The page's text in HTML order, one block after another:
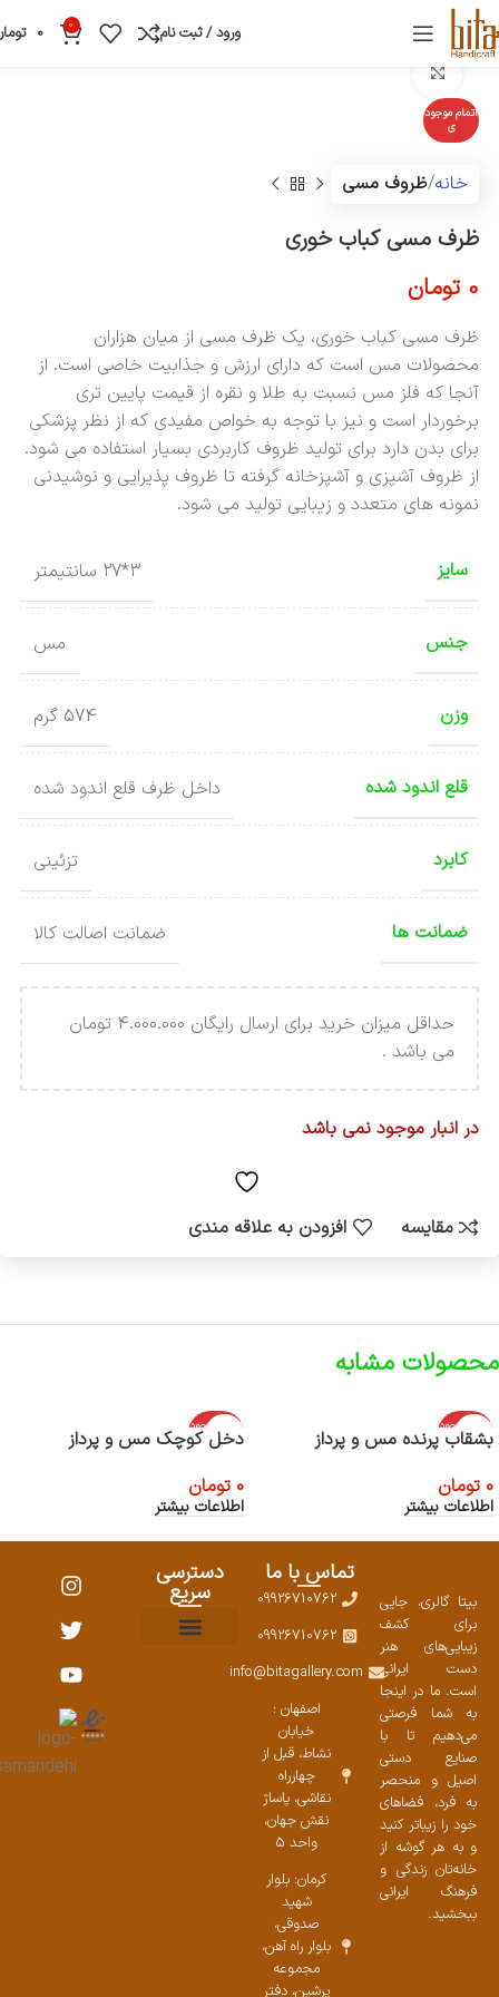
ورود / ثبت نام 0
0
اتمام موجود
ی
خانه ظروف مسی
ظرف مسی کباب خوری
0 تومان
ظرف مسی کباب خوری، یک ظرف مسی از میان هزاران
محصولات مس است که دارای ارزش و جذابیت خاصی است. از
آنجا که فلز مس نسبت به طلا و نقره از قیمت پایین تری
برخوردار است و نیز با توجه به خواص مفیدی که از نظر پزشکی
برای بدن دارد برای تولید ظروف کاربردی بسیار استفاده می شود.
از ظروف آشپزی و آشپزخانه گرفته تا ظروف پذیرایی و نوشیدنی
نمونه های متعدد و زیبایی تولید می شود.
سایز 3*27 سانتیمتر
جنس مس
وزن 574 گرم
قلع اندود شده داخل ظرف قلع اندود شده
کابرد تزئینی
ضمانت ها ضمانت اصالت کالا
حداقل میزان خرید برای ارسال رایگان 4.000.000 تومان
می باشد .
در انبار موجود نمی باشد
مقایسه افزودن به علاقه مندی
محصولات مشابه
اتمام موجود
ی
بشقاب پرنده مس و پرداز
0 تومان
اطلاعات بیشتر
اتمام موجود
ی
دخل کوچک مس و پرداز
0 تومان
اطلاعات بیشتر
بیتا گالری، جایی
برای کشف
زیبایی‌های هنر
دست ایرانی
است. ما در اینجا
به شما فرصتی
می‌دهیم تا با
صنایع دستی
اصیل و منحصر
به فرد، فضاهای
خود را زیباتر کنید
و به هر گوشه از
خانه‌تان زندگی و
فرهنگ ایرانی
ببخشید.
تماس با ما
09926710762
09926710762
info@bitagallery.com
اصفهان :
خیابان
نشاط، قبل از
چهارراه
نقاشی، پاساژ
نقش جهان،
واحد 5
کرمان: بلوار
شهید
صدوقی،
بلوار راه آهن،
مجموعه
پرشین،‌ دفتر
دسترسی
سریع